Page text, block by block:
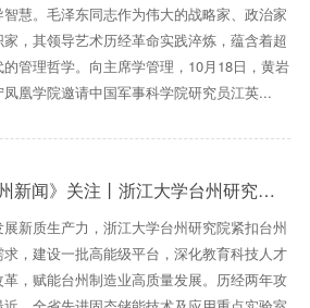
智慧。毛泽东同志作为伟大的战略家、政治家
家，其领导艺术历经革命实践淬炼，蕴含着超
的管理哲学。向主席学管理，10月18日，黄岩
凤凰学院邀请中国军事科学院研究员江英...
》关注丨浙江大学台州研究院：平台为基，人才为翼，为高质量发展“蓄能”！
展新质生产力，浙江大学台州研究院紧扣台州
求，建设一批高能级平台，深化教育科技人才
革，赋能台州制造业高质量发展。历经两年攻